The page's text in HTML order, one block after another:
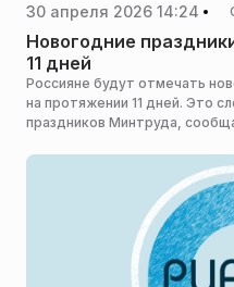
30 апреля 2026 14:24
Новогодние
11 дней
Россияне будут отмечать
на протяжении 11 дней. Это
праздников Минтруда,